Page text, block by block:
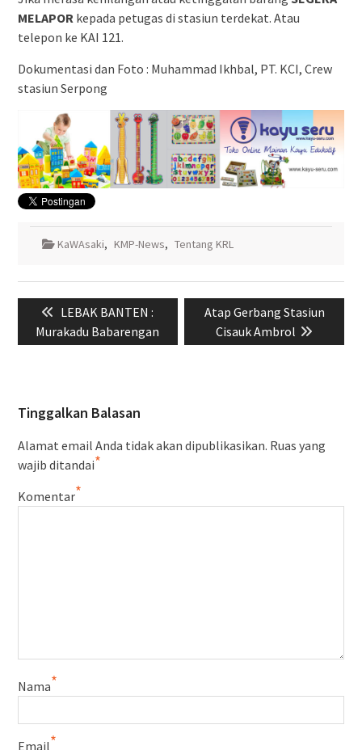
MELAPORkepada petugas di stasiun terdekat. Atau
telepon ke KAI 121.
Dokumentasi dan Foto : Muhammad Ikhbal, PT. KCI, Crew
stasiun Serpong
KaWAsaki, KMP-News, Tentang KRL
Navigasi
Previous
post:
LEBAK BANTEN :
Murakadu Babarengan
Next
post:
Atap Gerbang Stasiun
Cisauk Ambrol
Tinggalkan Balasan
Alamat email Anda tidak akan dipublikasikan. Ruas yang
wajib ditandai*
Komentar*
Nama*
Email*